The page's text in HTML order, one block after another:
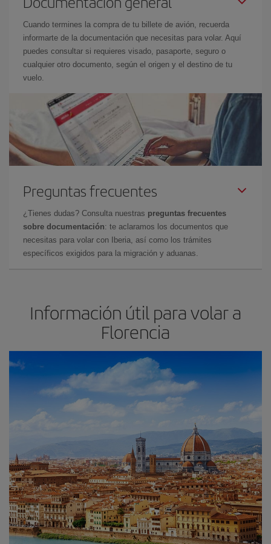
Cuando termines la compra de tu billete de avión, recuerda
informarte de la documentación que necesitas para volar. Aquí
puedes consultar si requieres visado, pasaporte, seguro o
cualquier otro documento, según el origen y el destino de tu
vuelo.
Preguntas frecuentes
¿Tienes dudas? Consulta nuestras preguntas frecuentes
sobre documentación: te aclaramos los documentos que
necesitas para volar con Iberia, así como los trámites
específicos exigidos para la migración y aduanas.
Información útil para volar a
Florencia